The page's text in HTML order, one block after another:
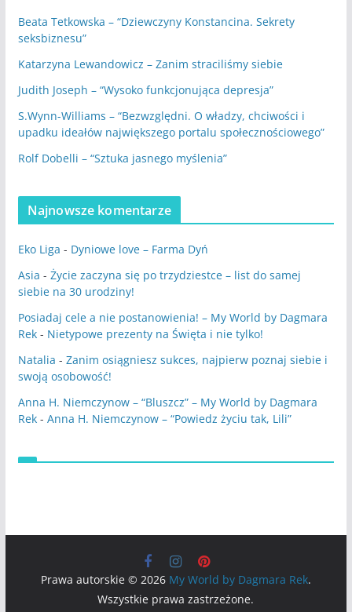
Beata Tetkowska – “Dziewczyny Konstancina. Sekrety
seksbiznesu”
Katarzyna Lewandowicz – Zanim straciliśmy siebie
Judith Joseph – “Wysoko funkcjonująca depresja”
S.Wynn-Williams – “Bezwzględni. O władzy, chciwości i
upadku ideałów największego portalu społecznościowego”
Rolf Dobelli – “Sztuka jasnego myślenia”
Najnowsze komentarze
Eko Liga - Dyniowe love – Farma Dyń
Asia - Życie zaczyna się po trzydziestce – list do samej
siebie na 30 urodziny!
Posiadaj cele a nie postanowienia! – My World by Dagmara
Rek- Nietypowe prezenty na Święta i nie tylko!
Natalia - Zanim osiągniesz sukces, najpierw poznaj siebie i
swoją osobowość!
Anna H. Niemczynow – “Bluszcz” – My World by Dagmara
Rek- Anna H. Niemczynow – “Powiedz życiu tak, Lili”
Prawa autorskie © 2026 My World by Dagmara Rek.
Wszystkie prawa zastrzeżone.